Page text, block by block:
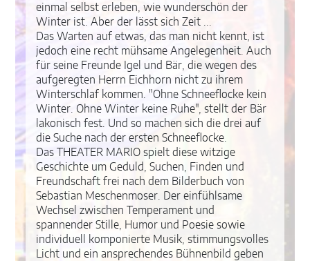
einmal selbst erleben, wie wunderschön der
Winter ist. Aber der lässt sich Zeit ...
Das Warten auf etwas, das man nicht kennt, ist
jedoch eine recht mühsame Angelegenheit. Auch
für seine Freunde Igel und Bär, die wegen des
aufgeregten Herrn Eichhorn nicht zu ihrem
Winterschlaf kommen. "Ohne Schneeflocke kein
Winter. Ohne Winter keine Ruhe", stellt der Bär
lakonisch fest. Und so machen sich die drei auf
die Suche nach der ersten Schneeflocke.
Das THEATER MARIO spielt diese witzige
Geschichte um Geduld, Suchen, Finden und
Freundschaft frei nach dem Bilderbuch von
Sebastian Meschenmoser. Der einfühlsame
Wechsel zwischen Temperament und
spannender Stille, Humor und Poesie sowie
individuell komponierte Musik, stimmungsvolles
Licht und ein ansprechendes Bühnenbild geben